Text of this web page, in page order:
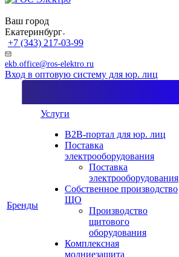
Ваш город
Екатеринбург
+7 (343) 217-03-99
ekb.office@ros-elektro.ru
Вход в оптовую систему для юр. лиц
Бренды
Услуги
B2B-портал для юр. лиц
Поставка
электрооборудования
Поставка
электрооборудования
Собственное производство
ЩО
Производство
щитового
оборудования
Комплексная
молниезащита